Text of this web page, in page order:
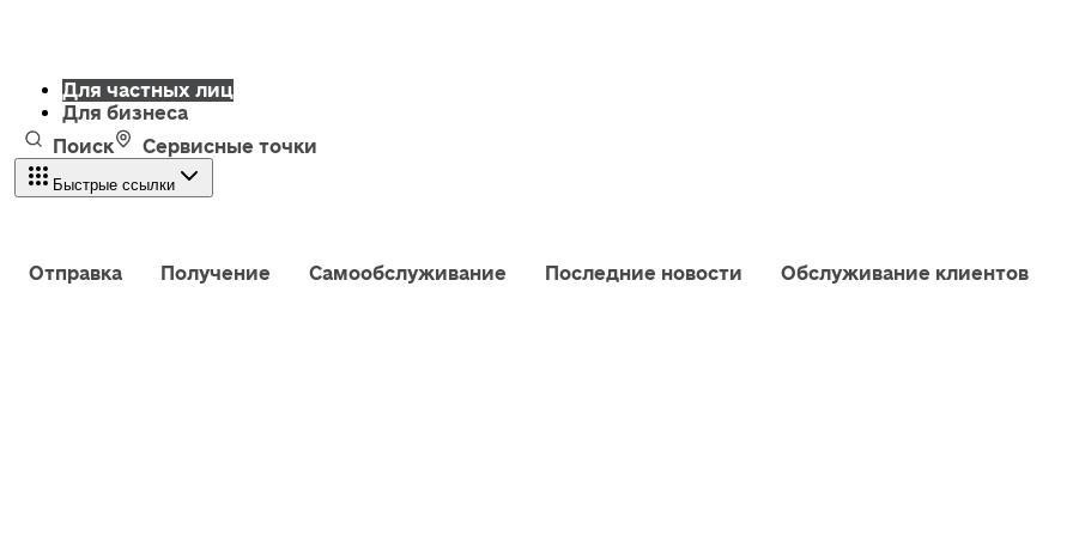
Для частных лиц
Для бизнеса
Поиск
Сервисные точки
Быстрые ссылки
Отправка Получение Самообслуживание Последние новости Обслуживание клиентов